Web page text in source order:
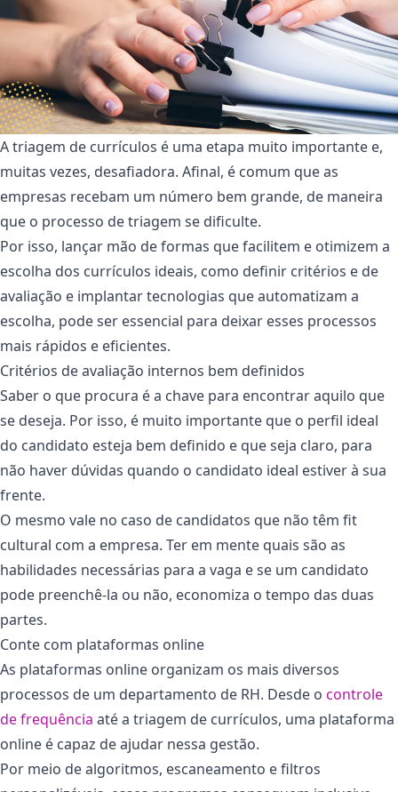
A triagem de currículos é uma etapa muito importante e,
muitas vezes, desafiadora. Afinal, é comum que as
empresas recebam um número bem grande, de maneira
que o processo de triagem se dificulte.
Por isso, lançar mão de formas que facilitem e otimizem a
escolha dos currículos ideais, como definir critérios e de
avaliação e implantar tecnologias que automatizam a
escolha, pode ser essencial para deixar esses processos
mais rápidos e eficientes.
Critérios de avaliação internos bem definidos
Saber o que procura é a chave para encontrar aquilo que
se deseja. Por isso, é muito importante que o perfil ideal
do candidato esteja bem definido e que seja claro, para
não haver dúvidas quando o candidato ideal estiver à sua
frente.
O mesmo vale no caso de candidatos que não têm fit
cultural com a empresa. Ter em mente quais são as
habilidades necessárias para a vaga e se um candidato
pode preenchê-la ou não, economiza o tempo das duas
partes.
Conte com plataformas online
As plataformas online organizam os mais diversos
processos de um departamento de RH. Desde o controle
de frequência até a triagem de currículos, uma plataforma
online é capaz de ajudar nessa gestão.
Por meio de algoritmos, escaneamento e filtros